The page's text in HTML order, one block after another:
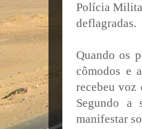
Polícia
deflagradas.
Quando os
cômodos e
recebeu voz
Segundo a
manifestar